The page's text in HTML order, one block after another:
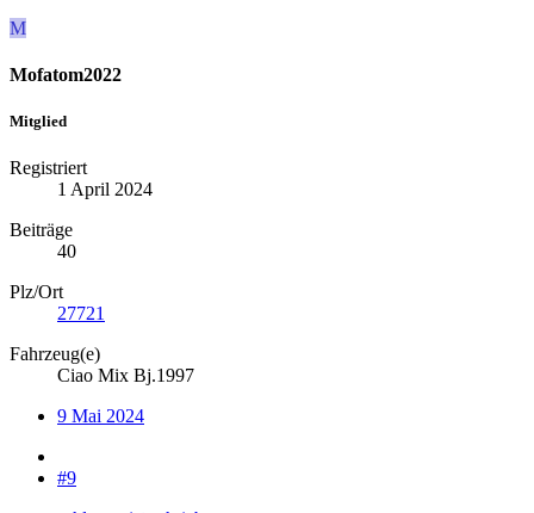
M
Mofatom2022
Mitglied
Registriert
1 April 2024
Beiträge
40
Plz/Ort
27721
Fahrzeug(e)
Ciao Mix Bj.1997
9 Mai 2024
#9